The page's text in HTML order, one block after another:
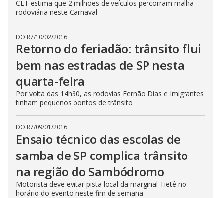
CET estima que 2 milhões de veículos percorram malha
rodoviária neste Carnaval
DO R7/10/02/2016
Retorno do feriadão: trânsito flui
bem nas estradas de SP nesta
quarta-feira
Por volta das 14h30, as rodovias Fernão Dias e Imigrantes
tinham pequenos pontos de trânsito
DO R7/09/01/2016
Ensaio técnico das escolas de
samba de SP complica trânsito
na região do Sambódromo
Motorista deve evitar pista local da marginal Tietê no
horário do evento neste fim de semana